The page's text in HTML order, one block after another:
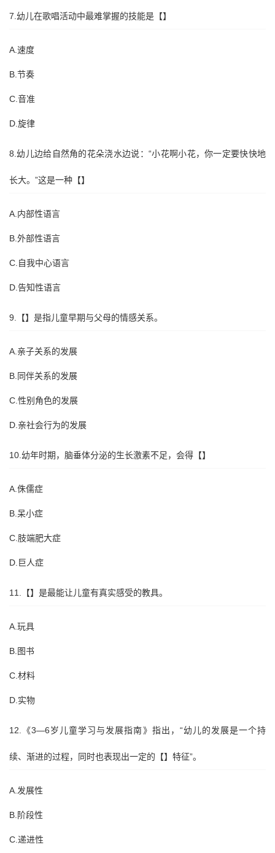
7.幼儿在歌唱活动中最难掌握的技能是【】
A.速度
B.节奏
C.音准
D.旋律
8.幼儿边给自然角的花朵浇水边说：“小花啊小花，你一定要快快地
长大。”这是一种【】
A.内部性语言
B.外部性语言
C.自我中心语言
D.告知性语言
9.【】是指儿童早期与父母的情感关系。
A.亲子关系的发展
B.同伴关系的发展
C.性别角色的发展
D.亲社会行为的发展
10.幼年时期，脑垂体分泌的生长激素不足，会得【】
A.侏儒症
B.呆小症
C.肢端肥大症
D.巨人症
11.【】是最能让儿童有真实感受的教具。
A.玩具
B.图书
C.材料
D.实物
12.《3—6岁儿童学习与发展指南》指出，“幼儿的发展是一个持
续、渐进的过程，同时也表现出一定的【】特征”。
A.发展性
B.阶段性
C.递进性